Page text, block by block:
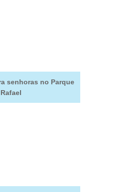
senhoras no Parque